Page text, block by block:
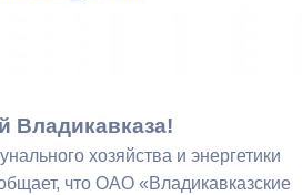
Владикавказа!
хозяйства и энергетики
что ОАО «Владикавказские